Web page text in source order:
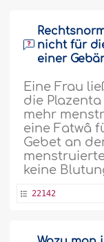
nicht für
einer
Eine Frau
die
mehr
eine Fatwâ
Gebet an
keine
22142